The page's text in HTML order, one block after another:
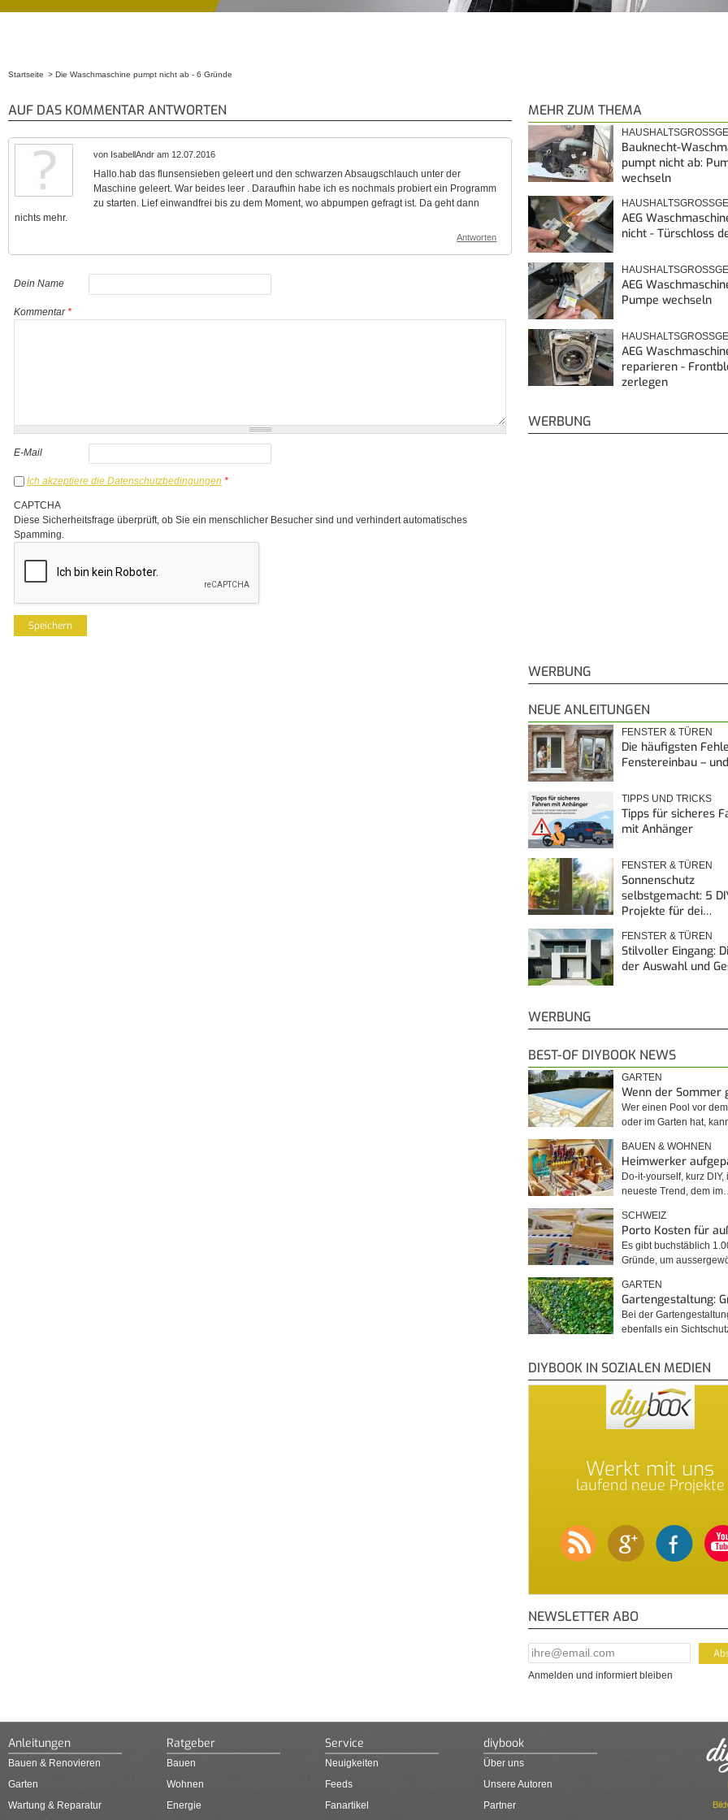
Startseite Die Waschmaschine pumpt nicht ab - 6 Gründe
AUF DAS KOMMENTAR ANTWORTEN
von IsabellAndr am 12.07.2016
Hallo.hab das flunsensieben geleert und den schwarzen Absaugschlauch unter der
Maschine geleert. War beides leer . Daraufhin habe ich es nochmals probiert ein Programm
zu starten. Lief einwandfrei bis zu dem Moment, wo abpumpen gefragt ist. Da geht dann
nichts mehr.
Antworten
Dein Name
Kommentar*
E-Mail
Ich akzeptiere die Datenschutzbedingungen *
CAPTCHA
Diese Sicherheitsfrage überprüft, ob Sie ein menschlicher Besucher sind und verhindert automatisches
Spamming.
MEHR ZUM THEMA
Bauknecht-
pumpt nicht ab:
wechseln
AEG
nicht - Türschloss
AEG
Pumpe wechseln
AEG
reparieren -
zerlegen
WERBUNG
WERBUNG
NEUE ANLEITUNGEN
FENSTER & TÜREN
Die häufigsten
Fenstereinbau –
TIPPS UND TRICKS
Tipps für sicheres
mit Anhänger
FENSTER & TÜREN
Sonnenschutz
selbstgemacht: 5
Projekte für dei…
FENSTER & TÜREN
Stilvoller Eingang:
der Auswahl und
WERBUNG
BEST-OF DIYBOOK NEWS
GARTEN
Wenn der Sommer
Wer einen Pool vor
oder im Garten hat,
BAUEN & WOHNEN
Heimwerker
Do-it-yourself, kurz DIY,
neueste Trend, dem
SCHWEIZ
Porto Kosten für
Es gibt buchstäblich
Gründe, um
GARTEN
Gartengestaltung:
Bei der
ebenfalls ein
DIYBOOK IN SOZIALEN MEDIEN
Werkt mit uns
laufend neue Projekte
NEWSLETTER ABO
E-Mail Addresse*
Anmelden und informiert bleiben
Anleitungen
Bauen & Renovieren
Garten
Wartung & Reparatur
Ratgeber
Bauen
Wohnen
Energie
Service
Neuigkeiten
Feeds
Fanartikel
diybook
Über uns
Unsere Autoren
Partner